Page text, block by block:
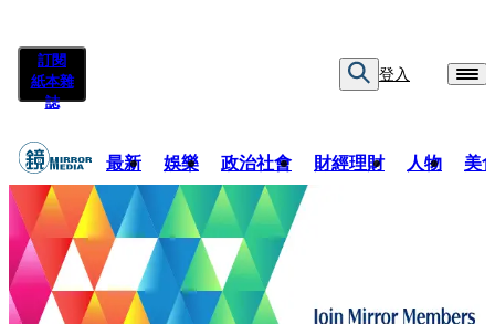
訂閱
紙本雜
誌
登入
最新 娛樂 政治社會 財經理財 人物 美